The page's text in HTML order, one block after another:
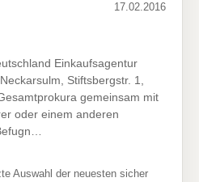
17.02.2016
Einkaufsagentur
Stiftsbergstr. 1,
gemeinsam mit
oder einem anderen
Auswahl der neuesten sicher